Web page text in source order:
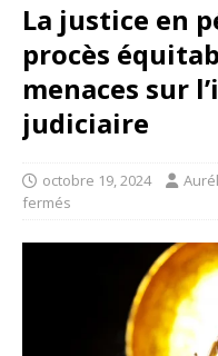
La justice en
procès
menaces sur
judiciaire
octobre 19, 2024
fermés